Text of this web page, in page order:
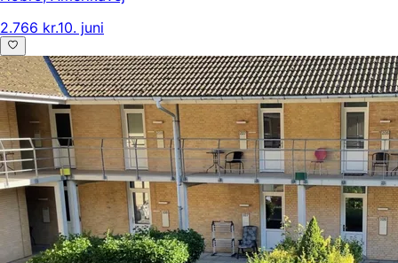
2.766 kr.10. juni